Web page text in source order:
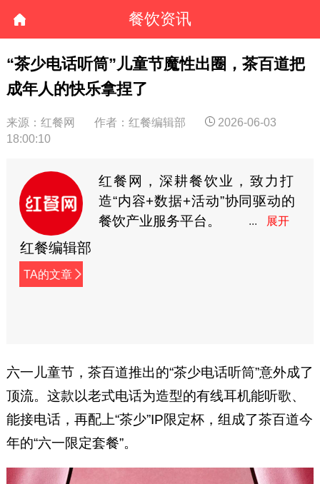
餐饮资讯
“茶少电话听筒”儿童节魔性出圈，茶百道把
成年人的快乐拿捏了
来源：红餐网 作者：红餐编辑部
2026-06-03
18:00:10
红餐编辑部
TA的文章
红餐网，深耕餐饮业，致力打
造“内容+数据+活动”协同驱动的
餐饮产业服务平台。
六一儿童节，茶百道推出的“茶少电话听筒”意外成了
顶流。这款以老式电话为造型的有线耳机能听歌、
能接电话，再配上“茶少”IP限定杯，组成了茶百道今
年的“六一限定套餐”。